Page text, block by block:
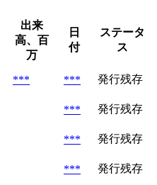
出来
高、百
万
日
付
ステータ
ス
*** ***
発行残存
***
発行残存
***
発行残存
***
発行残存